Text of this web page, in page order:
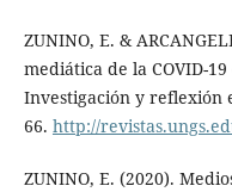
ZUNINO, E. &
mediática de la COVID-
Investigación y reflexión
66. http://
ZUNINO, E. (2020).